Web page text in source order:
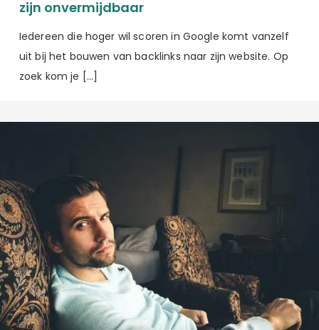
zijn onvermijdbaar
Iedereen die hoger wil scoren in Google komt vanzelf
uit bij het bouwen van backlinks naar zijn website. Op
zoek kom je […]